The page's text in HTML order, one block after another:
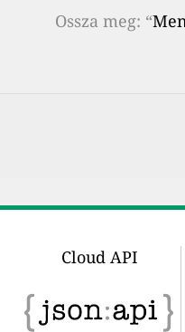
Ossza meg: “
Cloud API